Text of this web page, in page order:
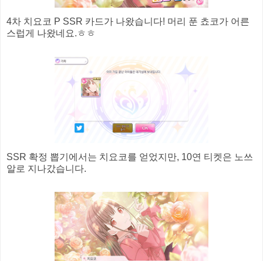
4차 치요코 P SSR 카드가 나왔습니다! 머리 푼 쵸코가 어른
스럽게 나왔네요.ㅎㅎ
SSR 확정 뽑기에서는 치요코를 얻었지만, 10연 티켓은 노쓰
알로 지나갔습니다.